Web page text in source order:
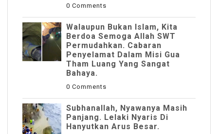
0 Comments
Walaupun Bukan Islam, Kita
Berdoa Semoga Allah SWT
Permudahkan. Cabaran
Penyelamat Dalam Misi Gua
Tham Luang Yang Sangat
Bahaya.
0 Comments
Subhanallah, Nyawanya Masih
Panjang. Lelaki Nyaris Di
Hanyutkan Arus Besar.